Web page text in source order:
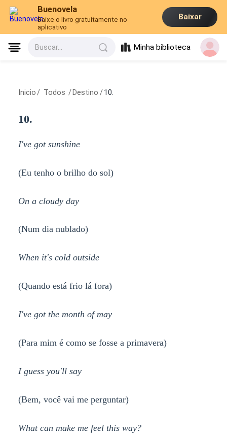
Buenovela
Baixe o livro gratuitamente no
aplicativo
Baixar
Buscar... Minha biblioteca
Inicio / Todos / Destino / 10.
10.
I've got sunshine
(Eu tenho o brilho do sol)
On a cloudy day
(Num dia nublado)
When it's cold outside
(Quando está frio lá fora)
I've got the month of may
(Para mim é como se fosse a primavera)
I guess you'll say
(Bem, você vai me perguntar)
What can make me feel this way?